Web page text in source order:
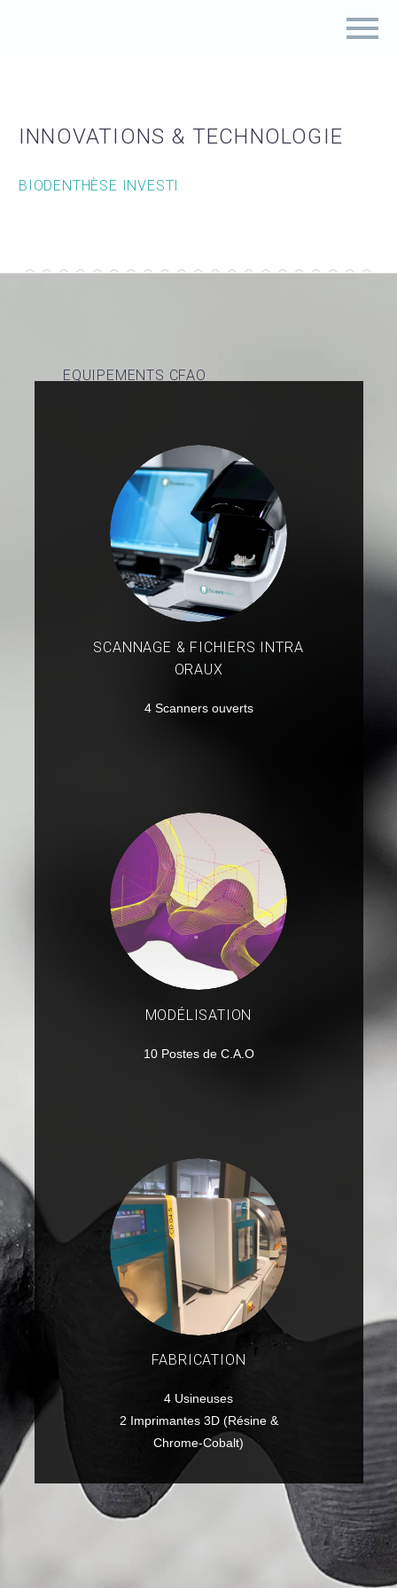
INNOVATIONS & TECHNOLOGIE
BIODENTHÈSE INVESTI
EQUIPEMENTS CFAO
SCANNAGE & FICHIERS INTRA
ORAUX
4 Scanners ouverts
MODÉLISATION
10 Postes de C.A.O
FABRICATION
4 Usineuses
2 Imprimantes 3D (Résine &
Chrome-Cobalt)